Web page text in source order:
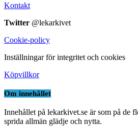
Kontakt
Twitter @lekarkivet
Cookie-policy
Inställningar för integritet och cookies
Köpvillkor
Om innehållet
Innehållet på lekarkivet.se är som på de
sprida allmän glädje och nytta.